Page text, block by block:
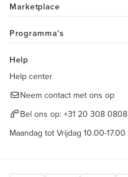
Marketplace
Programma's
Help
Help center
Neem contact met ons op
Bel ons op: +31 20 308 0808
Maandag tot Vrijdag 10.00-17.00